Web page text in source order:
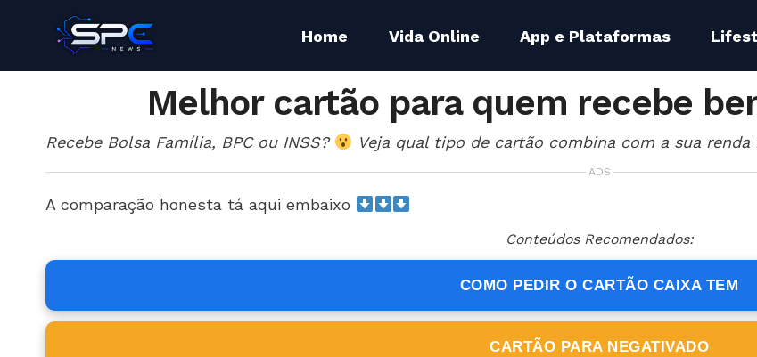
Home Vida Online App e Plataformas
Melhor cartão para quem recebe
Recebe Bolsa Família, BPC ou INSS? Veja qual tipo de cartão combina com a sua
ADS
A comparação honesta tá aqui embaixo
Conteúdos Recomendados:
COMO PEDIR O CARTÃO CAIXA TEM
CARTÃO PARA NEGATIVADO